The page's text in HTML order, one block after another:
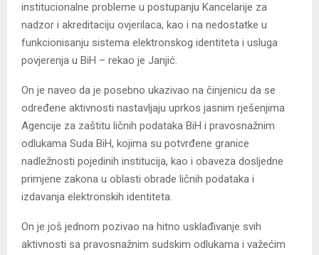
institucionalne probleme u postupanju Kancelarije za
nadzor i akreditaciju ovjerilaca, kao i na nedostatke u
funkcionisanju sistema elektronskog identiteta i usluga
povjerenja u BiH – rekao je Јanjić.
On je naveo da je posebno ukazivao na činjenicu da se
određene aktivnosti nastavljaju uprkos jasnim rješenjima
Agencije za zaštitu ličnih podataka BiH i pravosnažnim
odlukama Suda BiH, kojima su potvrđene granice
nadležnosti pojedinih institucija, kao i obaveza dosljedne
primjene zakona u oblasti obrade ličnih podataka i
izdavanja elektronskih identiteta.
On je još jednom pozivao na hitno usklađivanje svih
aktivnosti sa pravosnažnim sudskim odlukama i važećim